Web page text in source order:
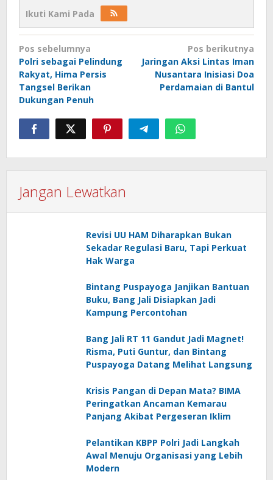
Ikuti Kami Pada
Navigasi
pos
Pos sebelumnya
Polri sebagai Pelindung
Rakyat, Hima Persis
Tangsel Berikan
Dukungan Penuh
Pos berikutnya
Jaringan Aksi Lintas Iman
Nusantara Inisiasi Doa
Perdamaian di Bantul
Jangan Lewatkan
Revisi UU HAM Diharapkan Bukan
Sekadar Regulasi Baru, Tapi Perkuat
Hak Warga
Bintang Puspayoga Janjikan Bantuan
Buku, Bang Jali Disiapkan Jadi
Kampung Percontohan
Bang Jali RT 11 Gandut Jadi Magnet!
Risma, Puti Guntur, dan Bintang
Puspayoga Datang Melihat Langsung
Krisis Pangan di Depan Mata? BIMA
Peringatkan Ancaman Kemarau
Panjang Akibat Pergeseran Iklim
Pelantikan KBPP Polri Jadi Langkah
Awal Menuju Organisasi yang Lebih
Modern